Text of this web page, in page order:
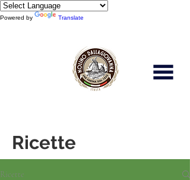
Powered by Translate
Ricette
Ricette